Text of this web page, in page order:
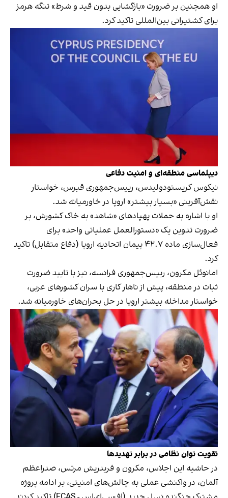
او همچنین بر ضرورت «بازگشایی بدون قید و شرط» تنگه هرمز
برای کشتیرانی بین‌المللی تاکید کرد.
دیپلماسی منطقه‌ای و امنیت دفاعی
نیکوس کریستودولیدس، رییس‌جمهوری قبرس، خواستار
نقش‌آفرینی «بسیار بیشتر» اروپا در خاورمیانه شد.
او با اشاره به حملات پهپادهای «شاهد» به خاک کشورش، بر
ضرورت تدوین یک «دستورالعمل عملیاتی واحد» برای
فعال‌سازی ماده ۴۲.۷ پیمان اتحادیه اروپا (دفاع متقابل) تاکید
کرد.
امانوئل مکرون، رییس‌جمهوری فرانسه، نیز با تایید ضرورت
ثبات در منطقه، پیش از ناهار کاری با سران کشورهای عربی،
خواستار مداخله بیشتر اروپا در حل بحران‌های خاورمیانه شد.
تقویت توان نظامی در برابر تهدیدها
در حاشیه این اجلاس، مکرون و فریدریش مرتس، صدراعظم
آلمان، در واکنشی عملی به چالش‌های امنیتی، بر ادامه پروژه